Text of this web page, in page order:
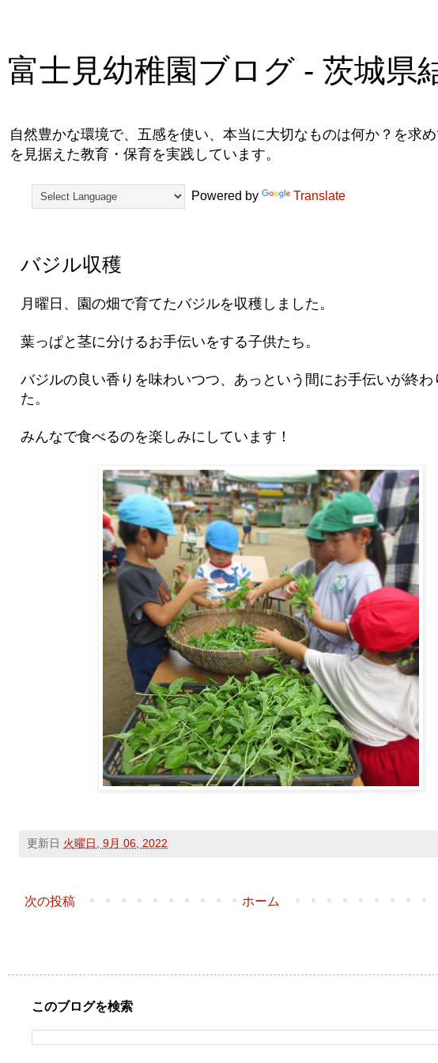
富士見幼稚園ブログ - 茨城県
自然豊かな環境で、五感を使い、本当に大切なものは何か？を求
を見据えた教育・保育を実践しています。
Powered by Translate
バジル収穫
月曜日、園の畑で育てたバジルを収穫しました。
葉っぱと茎に分けるお手伝いをする子供たち。
バジルの良い香りを味わいつつ、あっという間にお手伝いが終わ
た。
みんなで食べるのを楽しみにしています！
更新日 火曜日, 9月 06, 2022
次の投稿 ホーム
このブログを検索